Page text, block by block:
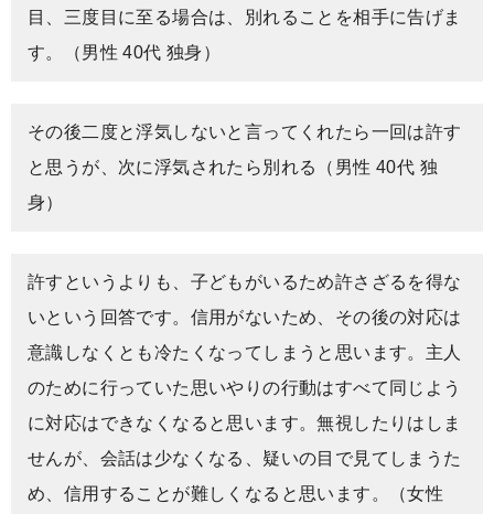
目、三度目に至る場合は、別れることを相手に告げま
す。（男性 40代 独身）
その後二度と浮気しないと言ってくれたら一回は許す
と思うが、次に浮気されたら別れる（男性 40代 独
身）
許すというよりも、子どもがいるため許さざるを得な
いという回答です。信用がないため、その後の対応は
意識しなくとも冷たくなってしまうと思います。主人
のために行っていた思いやりの行動はすべて同じよう
に対応はできなくなると思います。無視したりはしま
せんが、会話は少なくなる、疑いの目で見てしまうた
め、信用することが難しくなると思います。（女性